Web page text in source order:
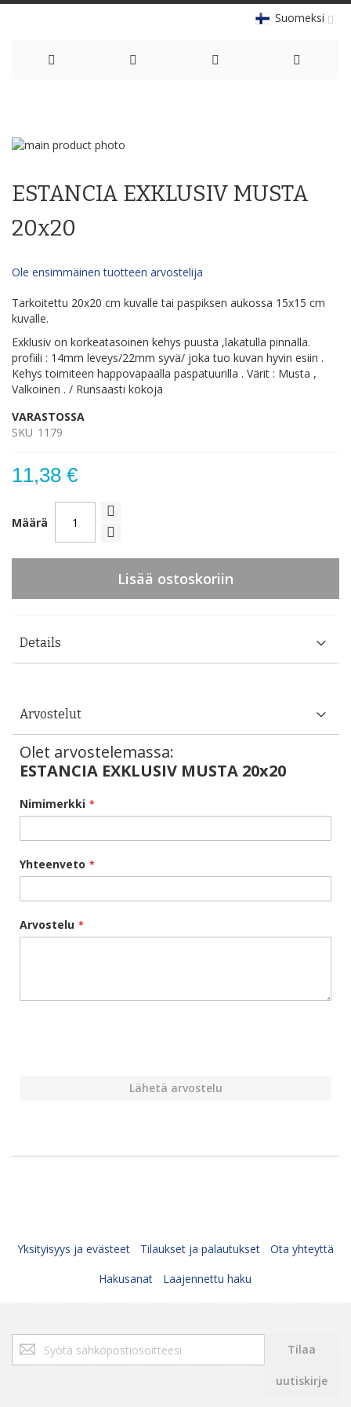
Suomeksi
Content
Skip
end
the
images
the
of
the
gallery
ESTANCIA EXKLUSIV MUSTA
20x20
Ole ensimmäinen tuotteen arvostelija
Tarkoitettu 20x20 cm kuvalle tai paspiksen aukossa 15x15 cm
kuvalle.
Exklusiv on korkeatasoinen kehys puusta ,lakatulla pinnalla.
profiili : 14mm leveys/22mm syvä/ joka tuo kuvan hyvin esiin .
Kehys toimiteen happovapaalla paspatuurilla . Värit : Musta ,
Valkoinen . / Runsaasti kokoja
VARASTOSSA
SKU 1179
11,38 €
Määrä
Lisää ostoskoriin
Details
Arvostelut
Olet arvostelemassa:
ESTANCIA EXKLUSIV MUSTA 20x20
Nimimerkki
Yhteenveto
Arvostelu
Lähetä arvostelu
Yksityisyys ja evästeet Tilaukset ja palautukset
Ota yhteyttä
Hakusanat
Laajennettu haku
Tilaa
uutiskirjeemme:
Tilaa
uutiskirje